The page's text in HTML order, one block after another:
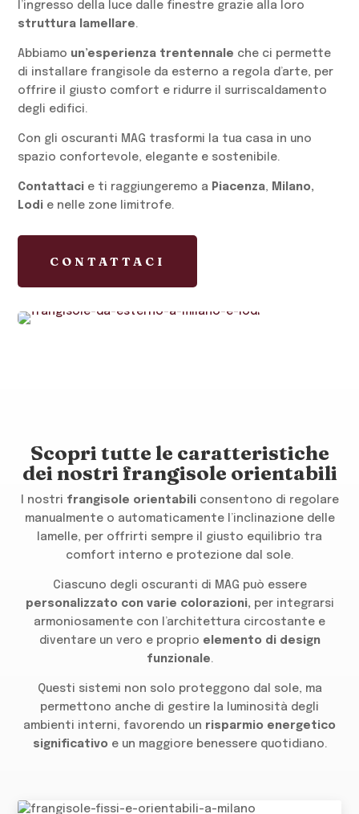
l’ingresso della luce dalle finestre grazie alla loro
struttura lamellare.
Abbiamo un’esperienza trentennale che ci permette
di installare frangisole da esterno a regola d’arte, per
offrire il giusto comfort e ridurre il surriscaldamento
degli edifici.
Con gli oscuranti MAG trasformi la tua casa in uno
spazio confortevole, elegante e sostenibile.
Contattaci e ti raggiungeremo a Piacenza, Milano,
Lodi e nelle zone limitrofe.
CONTATTACI
Scopri tutte le caratteristiche
dei nostri frangisole orientabili
I nostri frangisole orientabiliconsentono di regolare
manualmente o automaticamente l’inclinazione delle
lamelle, per offrirti sempre il giusto equilibrio tra
comfort interno e protezione dal sole.
Ciascuno degli oscuranti di MAG può essere
personalizzato con varie colorazioni, per integrarsi
armoniosamente con l’architettura circostante e
diventare un vero e proprio elemento di design
funzionale.
Questi sistemi non solo proteggono dal sole, ma
permettono anche di gestire la luminosità degli
ambienti interni, favorendo un risparmio energetico
significativo e un maggiore benessere quotidiano.